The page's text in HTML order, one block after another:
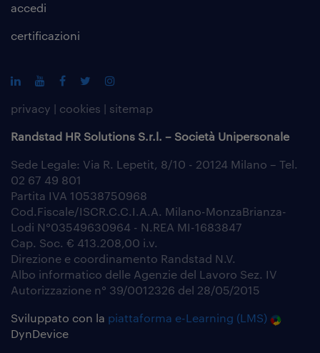
accedi
certificazioni
privacy | cookies | sitemap
Randstad HR Solutions S.r.l. – Società Unipersonale
Sede Legale: Via R. Lepetit, 8/10 - 20124 Milano – Tel.
02 67 49 801
Partita IVA 10538750968
Cod.Fiscale/ISCR.C.C.I.A.A. Milano-MonzaBrianza-
Lodi N°03549630964 - N.REA MI-1683847
Cap. Soc. € 413.208,00 i.v.
Direzione e coordinamento Randstad N.V.
Albo informatico delle Agenzie del Lavoro Sez. IV
Autorizzazione n° 39/0012326 del 28/05/2015
Sviluppato con la piattaforma e-Learning (LMS)
DynDevice